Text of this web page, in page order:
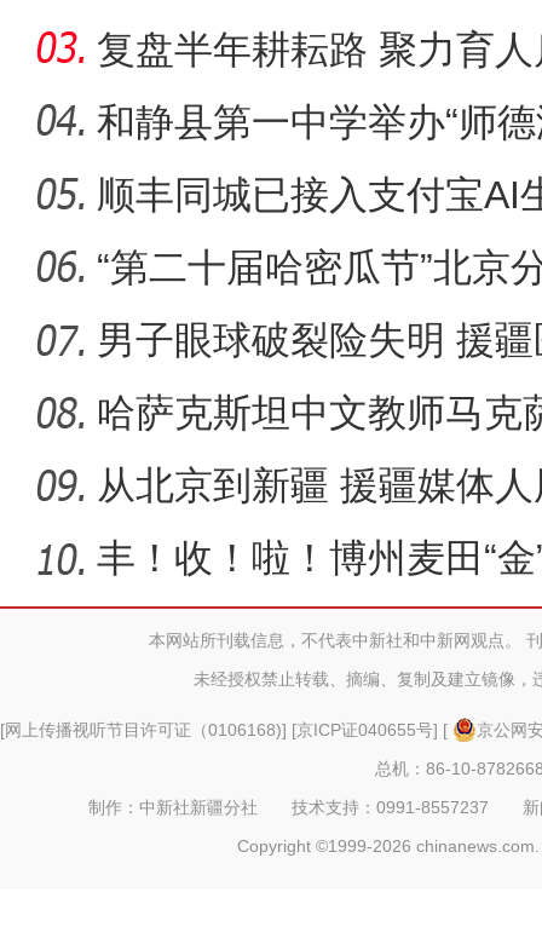
复盘半年耕耘路 聚力育
和静县第一中学举办“师
德讲
顺丰同城已接入支付宝AI
式”服
“第二十届哈密瓜节”北京
男子眼球破裂险失明 援
光明
哈萨克斯坦中文教师马克
感受真
从北京到新疆 援疆媒体
事”
丰！收！啦！博州麦田“
本网站所刊载信息，不代表中新社和中新网观点。
未经授权禁止转载、摘编、复制及建立镜像，
[网上传播视听节目许可证（0106168)] [京ICP证040655号] [
京公网
总机：86-10-
制作：中新社新疆分社 技术支持：0991-8557237
Copyright ©1999-2026